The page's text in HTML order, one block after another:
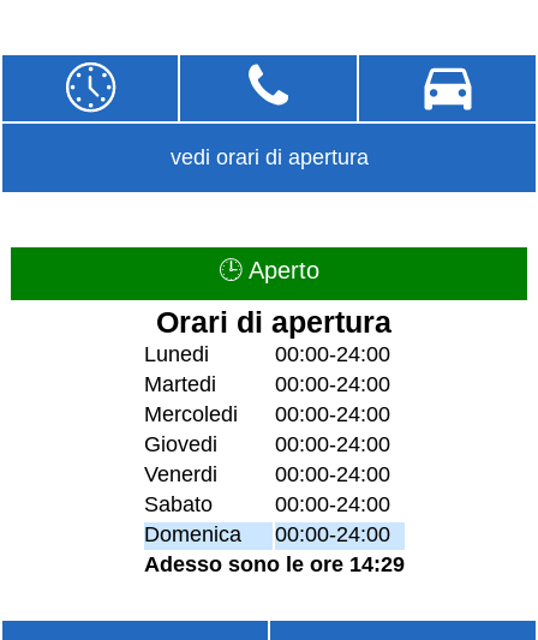
vedi orari di apertura
🕒 Aperto
Orari di apertura
Lunedi
00:00-24:00
Martedi
00:00-24:00
Mercoledi
00:00-24:00
Giovedi
00:00-24:00
Venerdi
00:00-24:00
Sabato
00:00-24:00
Domenica
00:00-24:00
Adesso sono le ore 14:29